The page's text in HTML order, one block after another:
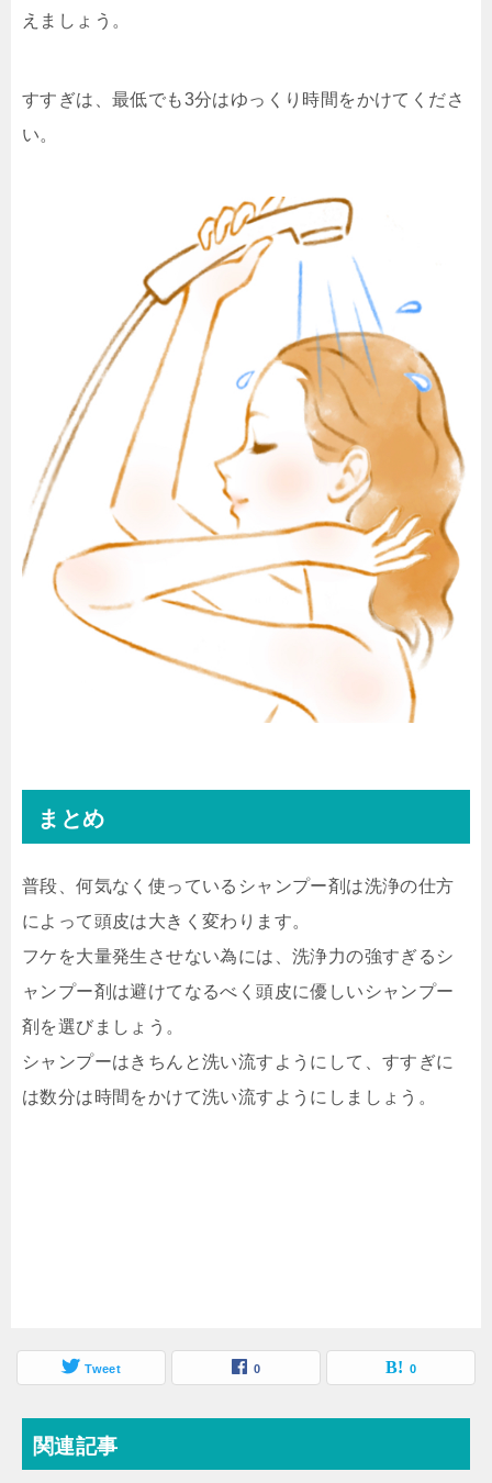
えましょう。
すすぎは、最低でも3分はゆっくり時間をかけてくださ
い。
まとめ
普段、何気なく使っているシャンプー剤は洗浄の仕方
によって頭皮は大きく変わります。
フケを大量発生させない為には、洗浄力の強すぎるシ
ャンプー剤は避けてなるべく頭皮に優しいシャンプー
剤を選びましょう。
シャンプーはきちんと洗い流すようにして、すすぎに
は数分は時間をかけて洗い流すようにしましょう。
Tweet 0 0
関連記事